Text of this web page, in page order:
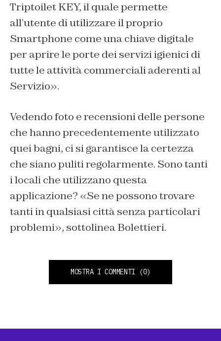
Triptoilet KEY, il quale permette
all’utente di utilizzare il proprio
Smartphone come una chiave digitale
per aprire le porte dei servizi igienici di
tutte le attività commerciali aderenti al
Servizio».
Vedendo foto e recensioni delle persone
che hanno precedentemente utilizzato
quei bagni, ci si garantisce la certezza
che siano puliti regolarmente. Sono tanti
i locali che utilizzano questa
applicazione? «Se ne possono trovare
tanti in qualsiasi città senza particolari
problemi», sottolinea Bolettieri.
MOSTRA I COMMENTI (0)